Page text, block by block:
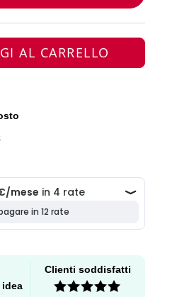
AL CARRELLO
idea
Clienti soddisfatti